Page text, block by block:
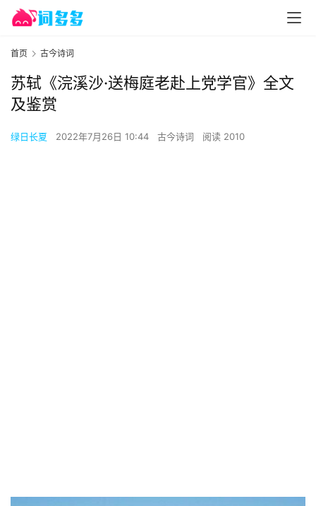
首页 古今诗词
苏轼《浣溪沙·送梅庭老赴上党学官》全文
及鉴赏
绿日长夏 2022年7月26日 10:44 古今诗词 阅读 2010